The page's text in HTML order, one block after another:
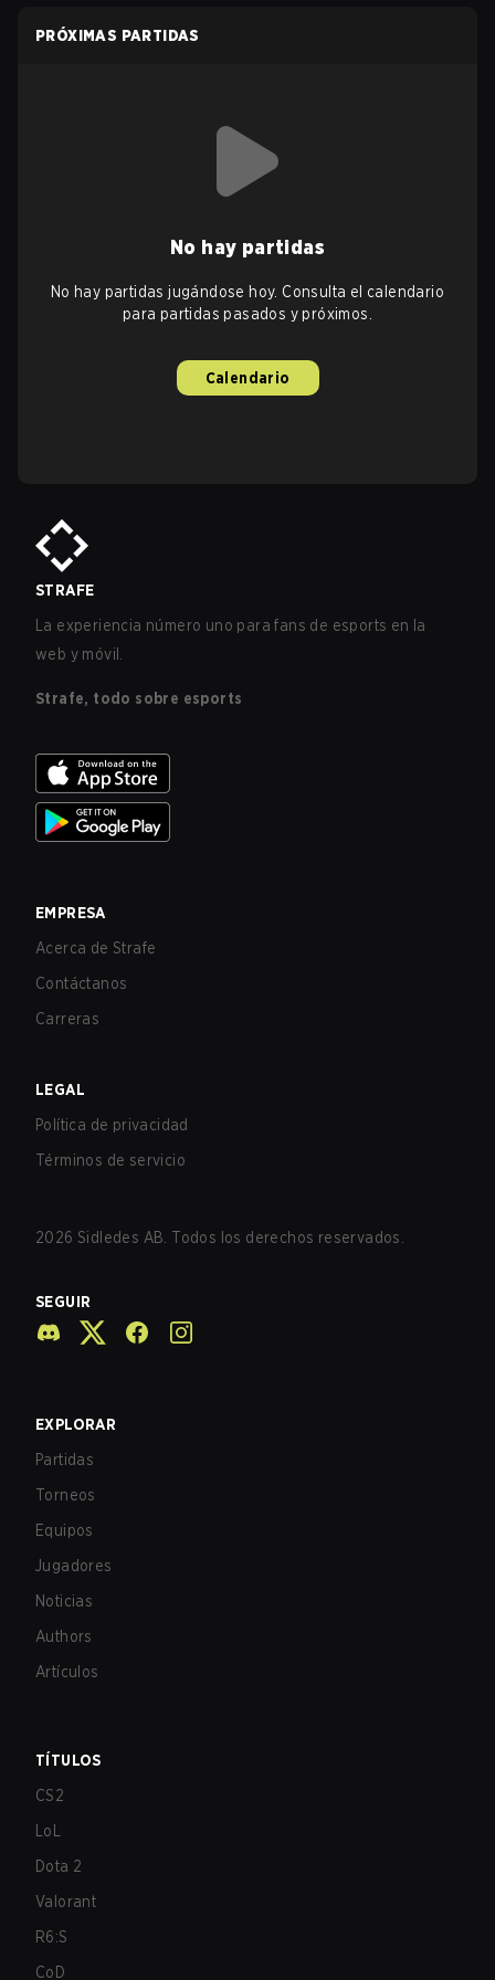
PRÓXIMAS PARTIDAS
No hay partidas
No hay partidas jugándose hoy. Consulta el calendario
para partidas pasados y próximos.
Calendario
STRAFE
La experiencia número uno para fans de esports en la
web y móvil.
Strafe, todo sobre esports
EMPRESA
Acerca de Strafe
Contáctanos
Carreras
LEGAL
Política de privacidad
Términos de servicio
2026 Sidledes AB. Todos los derechos reservados.
SEGUIR
EXPLORAR
Partidas
Torneos
Equipos
Jugadores
Noticias
Authors
Artículos
TÍTULOS
CS2
LoL
Dota 2
Valorant
R6:S
CoD